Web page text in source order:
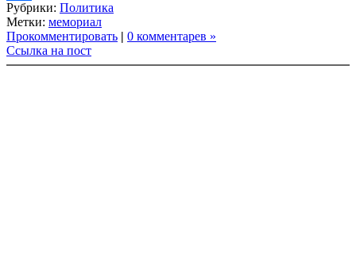
Link
Share
Рубрики: Политика
Метки: мемориал
Прокомментировать | 0 комментарев »
Ссылка на пост